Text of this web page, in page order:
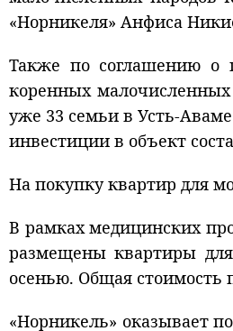
«Норникеля» Анфиса
Также по соглашению о
коренных малочисленных
уже 33 семьи в Усть-
инвестиции в объект
На покупку квартир для
В рамках медицинских
размещены квартиры
осенью. Общая стоимость
«Норникель» оказывает